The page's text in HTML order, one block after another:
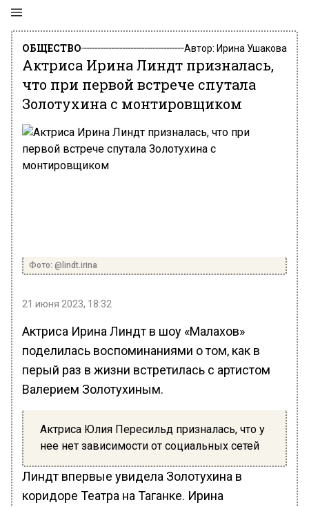
ОБЩЕСТВО Автор: Ирина Ушакова
Актриса Ирина Линдт призналась,
что при первой встрече спутала
Золотухина с монтировщиком
Фото: @lindt.irina
21 июня 2023, 18:32
Актриса Ирина Линдт в шоу «Малахов»
поделилась воспоминаниями о том, как в
перый раз в жизни встретилась с артистом
Валерием Золотухиным.
Актриса Юлия Пересильд призналась, что у
нее нет зависимости от социальных сетей
Линдт впервые увидела Золотухина в
коридоре Театра на Таганке. Ирина